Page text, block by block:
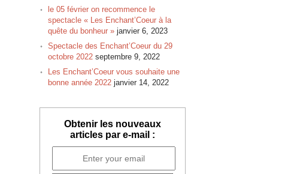
le 05 février on recommence le
spectacle « Les Enchant’Coeur à la
quête du bonheur » janvier 6, 2023
Spectacle des Enchant’Coeur du 29
octobre 2022 septembre 9, 2022
Les Enchant’Coeur vous souhaite une
bonne année 2022 janvier 14, 2022
Obtenir les nouveaux
articles par e-mail :